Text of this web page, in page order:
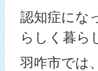
認知症にな
らしく暮ら
羽咋市では